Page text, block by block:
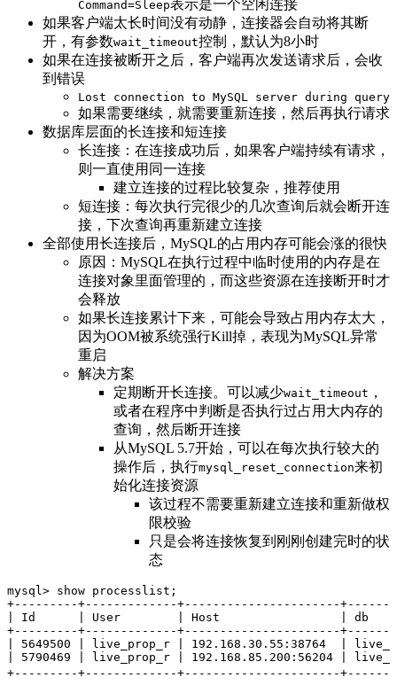
Command=Sleep表示是一个空闲连接
如果客户端太长时间没有动静，连接器会自动将其断
开，有参数wait_timeout控制，默认为8小时
如果在连接被断开之后，客户端再次发送请求后，会收
到错误
Lost connection to MySQL server during query
如果需要继续，就需要重新连接，然后再执行请求
数据库层面的长连接和短连接
长连接：在连接成功后，如果客户端持续有请求，
则一直使用同一连接
建立连接的过程比较复杂，推荐使用
短连接：每次执行完很少的几次查询后就会断开连
接，下次查询再重新建立连接
全部使用长连接后，MySQL的占用内存可能会涨的很快
原因：MySQL在执行过程中临时使用的内存是在
连接对象里面管理的，而这些资源在连接断开时才
会释放
如果长连接累计下来，可能会导致占用内存太大，
因为OOM被系统强行Kill掉，表现为MySQL异常
重启
解决方案
定期断开长连接。可以减少wait_timeout ，
或者在程序中判断是否执行过占用大内存的
查询，然后断开连接
从MySQL 5.7开始，可以在每次执行较大的
操作后，执行mysql_reset_connection来初
始化连接资源
该过程不需要重新建立连接和重新做权
限校验
只是会将连接恢复到刚刚创建完时的状
态
mysql > show processlist;
+---------+-------------+----------------------
| Id      | User        | Host                 | db
+---------+-------------+----------------------
5649500 | live_prop_r | 192 . 168 . 30 . 55 : 38764
|
5790469 | live_prop_r | 192 . 168 . 85 . 200 : 56204 |
+---------+-------------+----------------------